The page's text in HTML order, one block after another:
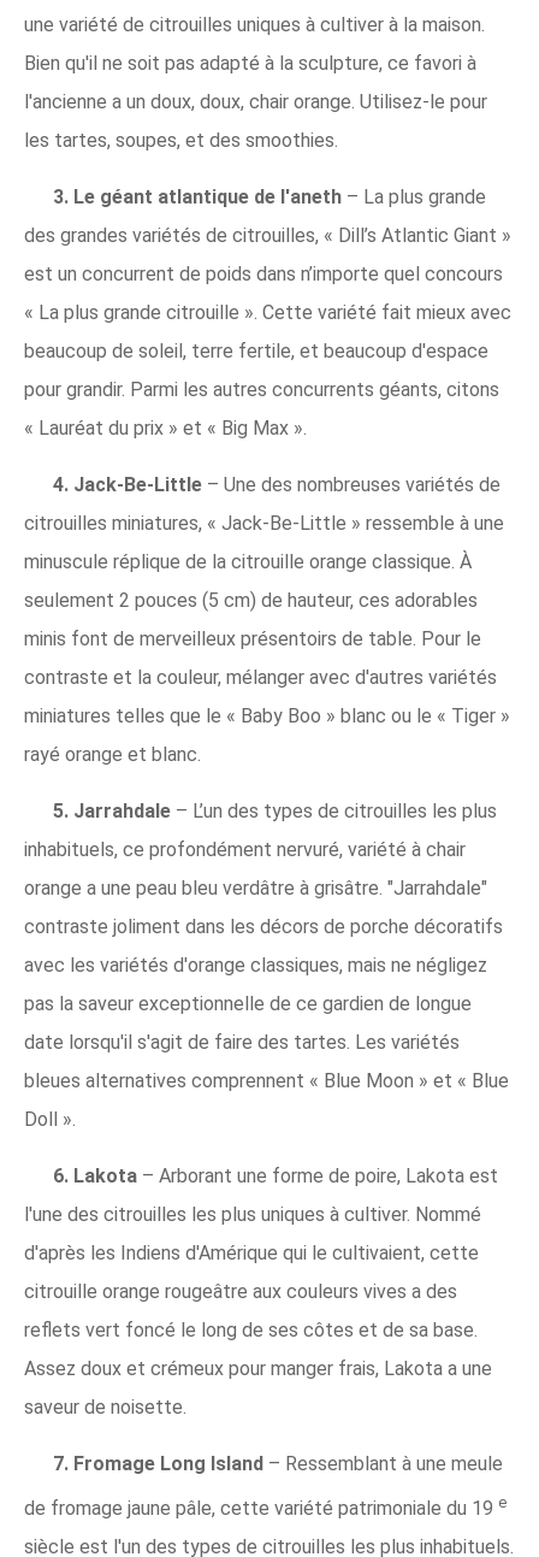
une variété de citrouilles uniques à cultiver à la maison.
Bien qu'il ne soit pas adapté à la sculpture, ce favori à
l'ancienne a un doux, doux, chair orange. Utilisez-le pour
les tartes, soupes, et des smoothies.
3. Le géant atlantique de l'aneth – La plus grande
des grandes variétés de citrouilles, « Dill’s Atlantic Giant »
est un concurrent de poids dans n’importe quel concours
« La plus grande citrouille ». Cette variété fait mieux avec
beaucoup de soleil, terre fertile, et beaucoup d'espace
pour grandir. Parmi les autres concurrents géants, citons
« Lauréat du prix » et « Big Max ».
4. Jack-Be-Little – Une des nombreuses variétés de
citrouilles miniatures, « Jack-Be-Little » ressemble à une
minuscule réplique de la citrouille orange classique. À
seulement 2 pouces (5 cm) de hauteur, ces adorables
minis font de merveilleux présentoirs de table. Pour le
contraste et la couleur, mélanger avec d'autres variétés
miniatures telles que le « Baby Boo » blanc ou le « Tiger »
rayé orange et blanc.
5. Jarrahdale – L’un des types de citrouilles les plus
inhabituels, ce profondément nervuré, variété à chair
orange a une peau bleu verdâtre à grisâtre. "Jarrahdale"
contraste joliment dans les décors de porche décoratifs
avec les variétés d'orange classiques, mais ne négligez
pas la saveur exceptionnelle de ce gardien de longue
date lorsqu'il s'agit de faire des tartes. Les variétés
bleues alternatives comprennent « Blue Moon » et « Blue
Doll ».
6. Lakota – Arborant une forme de poire, Lakota est
l'une des citrouilles les plus uniques à cultiver. Nommé
d'après les Indiens d'Amérique qui le cultivaient, cette
citrouille orange rougeâtre aux couleurs vives a des
reflets vert foncé le long de ses côtes et de sa base.
Assez doux et crémeux pour manger frais, Lakota a une
saveur de noisette.
7. Fromage Long Island – Ressemblant à une meule
de fromage jaune pâle, cette variété patrimoniale du 19 e
siècle est l'un des types de citrouilles les plus inhabituels.